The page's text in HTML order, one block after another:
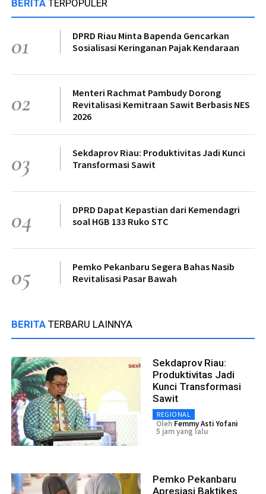
BERITA TERPOPULER
01
DPRD Riau Minta Bapenda Gencarkan
Sosialisasi Keringanan Pajak Kendaraan
02
Menteri Rachmat Pambudy Dorong
Revitalisasi Kemitraan Sawit Berbasis NES
2026
03
Sekdaprov Riau: Produktivitas Jadi Kunci
Transformasi Sawit
04
DPRD Dapat Kepastian dari Kemendagri
soal HGB 133 Ruko STC
05
Pemko Pekanbaru Segera Bahas Nasib
Revitalisasi Pasar Bawah
BERITA TERBARU LAINNYA
Sekdaprov Riau:
Produktivitas Jadi
Kunci Transformasi
Sawit
REGIONAL
Oleh Femmy Asti Yofani
5 jam yang lalu
Pemko Pekanbaru
Apresiasi Baktikes